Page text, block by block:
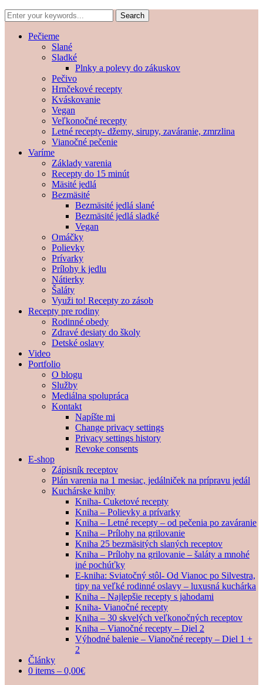
Pečieme
Slané
Sladké
Plnky a polevy do zákuskov
Pečivo
Hrnčekové recepty
Kváskovanie
Vegan
Veľkonočné recepty
Letné recepty- džemy, sirupy, zaváranie, zmrzlina
Vianočné pečenie
Varíme
Základy varenia
Recepty do 15 minút
Mäsité jedlá
Bezmäsité
Bezmäsité jedlá slané
Bezmäsité jedlá sladké
Vegan
Omáčky
Polievky
Prívarky
Prílohy k jedlu
Nátierky
Šaláty
Využi to! Recepty zo zásob
Recepty pre rodiny
Rodinné obedy
Zdravé desiaty do školy
Detské oslavy
Video
Portfolio
O blogu
Služby
Mediálna spolupráca
Kontakt
Napíšte mi
Change privacy settings
Privacy settings history
Revoke consents
E-shop
Zápisník receptov
Plán varenia na 1 mesiac, jedálniček na prípravu jedál
Kuchárske knihy
Kniha- Cuketové recepty
Kniha – Polievky a prívarky
Kniha – Letné recepty – od pečenia po zaváranie
Kniha – Prílohy na grilovanie
Kniha 25 bezmäsitých slaných receptov
Kniha – Prílohy na grilovanie – šaláty a mnohé
iné pochúťky
E-kniha: Sviatočný stôl- Od Vianoc po Silvestra,
tipy na veľké rodinné oslavy – luxusná kuchárka
Kniha – Najlepšie recepty s jahodami
Kniha- Vianočné recepty
Kniha – 30 skvelých veľkonočných receptov
Kniha – Vianočné recepty – Diel 2
Výhodné balenie – Vianočné recepty – Diel 1 +
2
Články
0 items – 0,00€